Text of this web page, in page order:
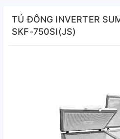
TỦ ĐÔNG INVERTER
SKF-750SI(JS)